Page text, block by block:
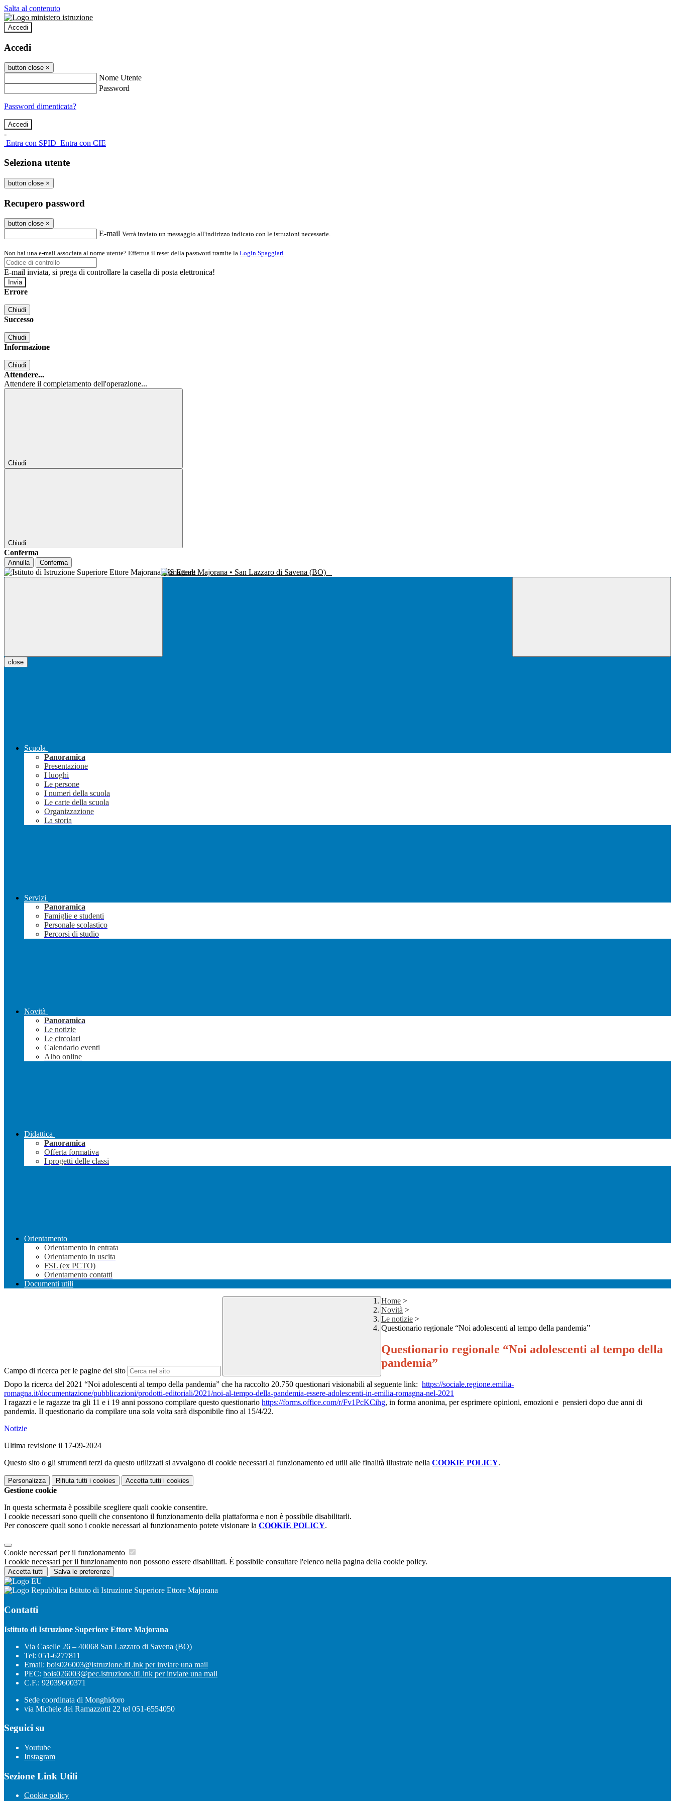
Salta al contenuto
Accedi
Accedi
button close ×
Nome Utente
Password
Password dimenticata?
-
Entra con SPID Entra con CIE
Seleziona utente
button close ×
Recupero password
button close ×
E-mail Verrà inviato un messaggio all'indirizzo indicato con le istruzioni necessarie.
Non hai una e-mail associata al nome utente? Effettua il reset della password tramite la Login Spaggiari
E-mail inviata, si prega di controllare la casella di posta elettronica!
Errore
Chiudi
Successo
Chiudi
Informazione
Chiudi
Attendere...
Attendere il completamento dell'operazione...
Chiudi
Chiudi
Conferma
Annulla Conferma
IIS Ettore Majorana • San Lazzaro di Savena (BO)
close
Scuola
Panoramica
Presentazione
I luoghi
Le persone
I numeri della scuola
Le carte della scuola
Organizzazione
La storia
Servizi
Panoramica
Famiglie e studenti
Personale scolastico
Percorsi di studio
Novità
Panoramica
Le notizie
Le circolari
Calendario eventi
Albo online
Didattica
Panoramica
Offerta formativa
I progetti delle classi
Orientamento
Orientamento in entrata
Orientamento in uscita
FSL (ex PCTO)
Orientamento contatti
Documenti utili
Campo di ricerca per le pagine del sito
Home >
Novità >
Le notizie >
Questionario regionale “Noi adolescenti al tempo della pandemia”
Questionario regionale “Noi adolescenti al tempo della
pandemia”
Dopo la ricerca del 2021 “Noi adolescenti al tempo della pandemia” che ha raccolto 20.750 questionari visionabili al seguente link: https://sociale.regione.emilia-
romagna.it/documentazione/pubblicazioni/prodotti-editoriali/2021/noi-al-tempo-della-pandemia-essere-adolescenti-in-emilia-romagna-nel-2021
I ragazzi e le ragazze tra gli 11 e i 19 anni possono compilare questo questionario https://forms.office.com/r/Fv1PcKCihg, in forma anonima, per esprimere opinioni, emozioni e pensieri dopo due anni di
pandemia. Il questionario da compilare una sola volta sarà disponibile fino al 15/4/22.
Notizie
Ultima revisione il 17-09-2024
Questo sito o gli strumenti terzi da questo utilizzati si avvalgono di cookie necessari al funzionamento ed utili alle finalità illustrate nella COOKIE POLICY.
Personalizza Rifiuta tutti i cookies Accetta tutti i cookies
Gestione cookie
In questa schermata è possibile scegliere quali cookie consentire.
I cookie necessari sono quelli che consentono il funzionamento della piattaforma e non è possibile disabilitarli.
Per conoscere quali sono i cookie necessari al funzionamento potete visionare la COOKIE POLICY.
Cookie necessari per il funzionamento
I cookie necessari per il funzionamento non possono essere disabilitati. È possibile consultare l'elenco nella pagina della cookie policy.
Accetta tutti Salva le preferenze
Istituto di Istruzione Superiore Ettore Majorana
Contatti
Istituto di Istruzione Superiore Ettore Majorana
Via Caselle 26 – 40068 San Lazzaro di Savena (BO)
Tel: 051-6277811
Email: bois026003@istruzione.itLink per inviare una mail
PEC: bois026003@pec.istruzione.itLink per inviare una mail
C.F.: 92039600371
Sede coordinata di Monghidoro
via Michele dei Ramazzotti 22 tel 051-6554050
Seguici su
Youtube
Instagram
Sezione Link Utili
Cookie policy